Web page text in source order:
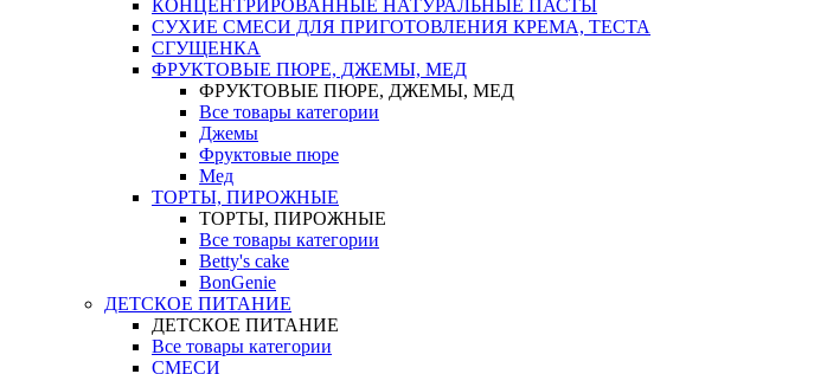
КОНЦЕНТРИРОВАННЫЕ НАТУРАЛЬНЫЕ ПАСТЫ
СУХИЕ СМЕСИ ДЛЯ ПРИГОТОВЛЕНИЯ КРЕМА, ТЕСТА
СГУЩЕНКА
ФРУКТОВЫЕ ПЮРЕ, ДЖЕМЫ, МЕД
ФРУКТОВЫЕ ПЮРЕ, ДЖЕМЫ, МЕД
Все товары категории
Джемы
Фруктовые пюре
Мед
ТОРТЫ, ПИРОЖНЫЕ
ТОРТЫ, ПИРОЖНЫЕ
Все товары категории
Betty's cake
BonGenie
ДЕТСКОЕ ПИТАНИЕ
ДЕТСКОЕ ПИТАНИЕ
Все товары категории
СМЕСИ